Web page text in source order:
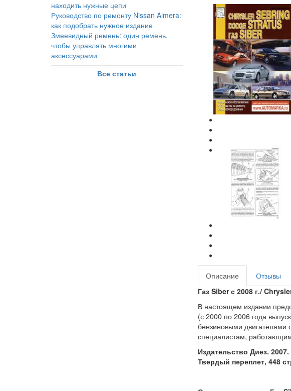
находить нужные цепи
Руководство по ремонту Nissan Almera:
как подобрать нужное издание
Змеевидный ремень: один ремень,
чтобы управлять многими
аксессуарами
Все статьи
Описание Отзывы
Газ Siber с 2008 г./
В настоящем издании
(с 2000 по 2006 года
бензиновыми двигателями
специалистам,
Издательство Диез. 2007.
Твердый переплет, 448